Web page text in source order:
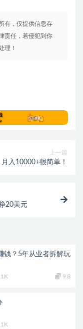
有，仅提供信息存
责任，若侵犯到你
理！
上一篇
入10000+很简单！
20美元
钱？5年从业者拆解玩
9.8